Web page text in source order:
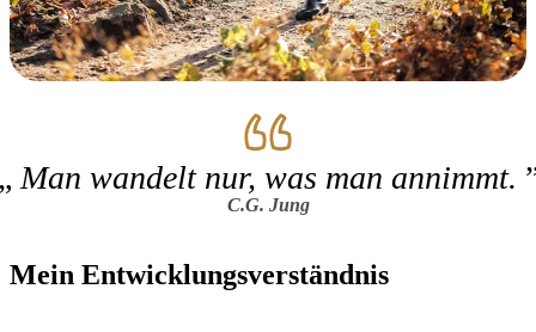
Man wandelt nur, was man annimmt.
C.G. Jung
Mein Entwicklungsverständnis